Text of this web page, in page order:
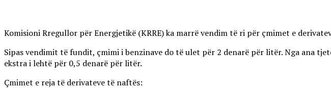
Komisioni Rregullor për Energjetikë (KRRE) ka marrë vendim të ri për çmimet e
Sipas vendimit të fundit, çmimi i benzinave do të ulet për 2 denarë për litër. Nga ana
ekstra i lehtë për 0,5 denarë për litër.
Çmimet e reja të derivateve të naftës: